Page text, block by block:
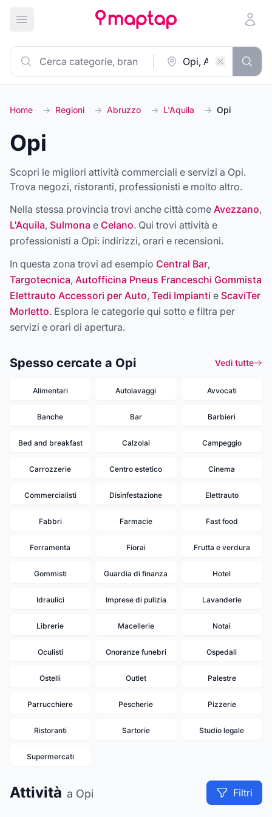
Apri menu principale
Home → Regioni → Abruzzo → L'Aquila → Opi
Opi
Scopri le migliori attività commerciali e servizi a Opi.
Trova negozi, ristoranti, professionisti e molto altro.
Nella stessa provincia trovi anche città come Avezzano,
L'Aquila, Sulmona e Celano. Qui trovi attività e
professionisti a Opi: indirizzi, orari e recensioni.
In questa zona trovi ad esempio Central Bar,
Targotecnica, Autofficina Pneus Franceschi Gommista
Elettrauto Accessori per Auto, Tedi Impianti e ScaviTer
Morletto. Esplora le categorie qui sotto e filtra per
servizi e orari di apertura.
Spesso cercate a Opi Vedi tutte
Alimentari Autolavaggi Avvocati
Banche Bar Barbieri
Bed and breakfast Calzolai Campeggio
Carrozzerie Centro estetico Cinema
Commercialisti Disinfestazione Elettrauto
Fabbri Farmacie Fast food
Ferramenta Fiorai Frutta e verdura
Gommisti Guardia di finanza Hotel
Idraulici Imprese di pulizia Lavanderie
Librerie Macellerie Notai
Oculisti Onoranze funebri Ospedali
Ostelli Outlet Palestre
Parrucchiere Pescherie Pizzerie
Ristoranti Sartorie Studio legale
Supermercati
Attività a Opi Filtri